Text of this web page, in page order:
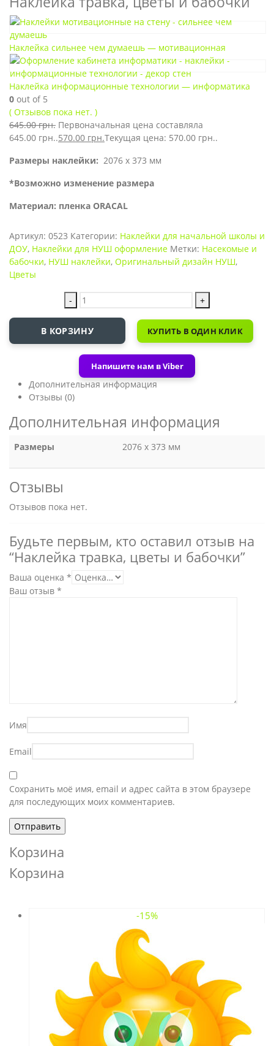
Наклейка сильнее чем думаешь — мотивационная
Наклейка информационные технологии — информатика
0 out of 5
( Отзывов пока нет. )
645.00грн. Первоначальная цена составляла
645.00 грн..570.00 грн.Текущая цена: 570.00 грн..
Размеры наклейки: 2076 х 373 мм
*Возможно изменение размера
Материал: пленка ORACAL
Артикул: 0523 Категории: Наклейки для начальной школы и
ДОУ, Наклейки для НУШ оформление Метки: Насекомые и
бабочки, НУШ наклейки, Оригинальный дизайн НУШ,
Цветы
- +
В КОРЗИНУ КУПИТЬ В ОДИН КЛИК
Напишите нам в Viber
Дополнительная информация
Отзывы (0)
Дополнительная информация
Размеры 2076 х 373 мм
Отзывы
Отзывов пока нет.
Будьте первым, кто оставил отзыв на
“Наклейка травка, цветы и бабочки”
Ваша оценка *
Ваш отзыв *
Имя
Email
Сохранить моё имя, email и адрес сайта в этом браузере
для последующих моих комментариев.
Корзина
Корзина
-15%